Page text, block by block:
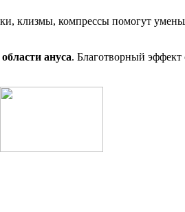
клизмы, компрессы помогут
ануса. Благотворный